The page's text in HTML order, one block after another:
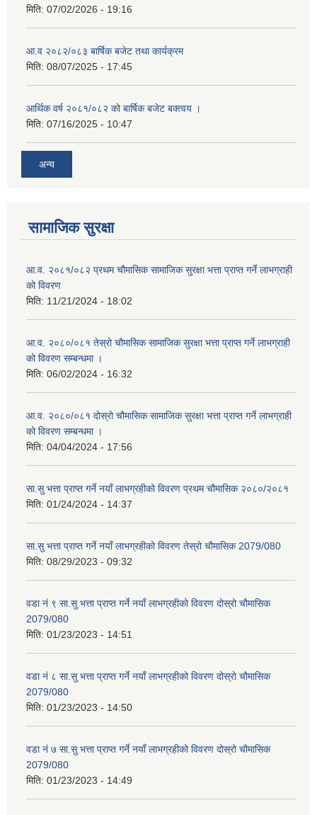
मिति: 07/02/2026 - 19:16
आ.व २०८२/०८३ बार्षिक बजेट तथा कार्यक्रम
मिति: 08/07/2025 - 17:45
आर्थिक वर्ष २०८१/०८२ को बार्षिक बजेट बक्त्वय ।
मिति: 07/16/2025 - 10:47
अन्य
सामाजिक सुरक्षा
आ.व. २०८१/०८२ प्रथम चौमासिक सामाजिक सुरक्षा भत्ता प्राप्त गर्ने लाभग्राही
को विवरण
मिति: 11/21/2024 - 18:02
आ.व. २०८०/०८१ तेस्रो चौमासिक सामाजिक सुरक्षा भत्ता प्राप्त गर्ने लाभग्राही
को विवरण सम्बन्धमा ।
मिति: 06/02/2024 - 16:32
आ.व. २०८०/०८१ दोस्रो चौमासिक सामाजिक सुरक्षा भत्ता प्राप्त गर्ने लाभग्राही
को विवरण सम्बन्धमा ।
मिति: 04/04/2024 - 17:56
सा.सु भत्ता प्राप्त गर्ने नयाँ लाभग्रहीको विवरण प्रथम चौमासिक २०८०/२०८१
मिति: 01/24/2024 - 14:37
सा.सु भत्ता प्राप्त गर्ने नयाँ लाभग्रहीको विवरण तेस्रो चौमासिक 2079/080
मिति: 08/29/2023 - 09:32
वडा नं ९ सा.सु भत्ता प्राप्त गर्ने नयाँ लाभग्रहीको विवरण दोस्रो चौमासिक
2079/080
मिति: 01/23/2023 - 14:51
वडा नं ८ सा.सु भत्ता प्राप्त गर्ने नयाँ लाभग्रहीको विवरण दोस्रो चौमासिक
2079/080
मिति: 01/23/2023 - 14:50
वडा नं ७ सा.सु भत्ता प्राप्त गर्ने नयाँ लाभग्रहीको विवरण दोस्रो चौमासिक
2079/080
मिति: 01/23/2023 - 14:49